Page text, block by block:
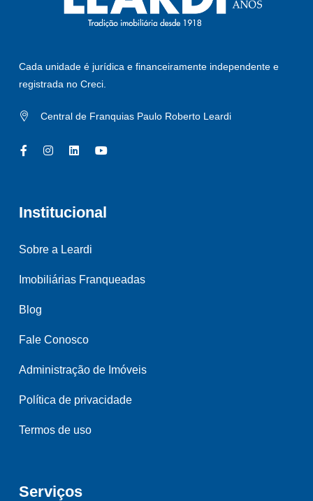
Cada unidade é jurídica e financeiramente independente e
registrada no Creci.
Central de Franquias Paulo Roberto Leardi
Institucional
Sobre a Leardi
Imobiliárias Franqueadas
Blog
Fale Conosco
Administração de Imóveis
Política de privacidade
Termos de uso
Serviços